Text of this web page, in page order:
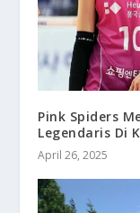
Pink Spiders
Legendaris Di
April 26, 2025